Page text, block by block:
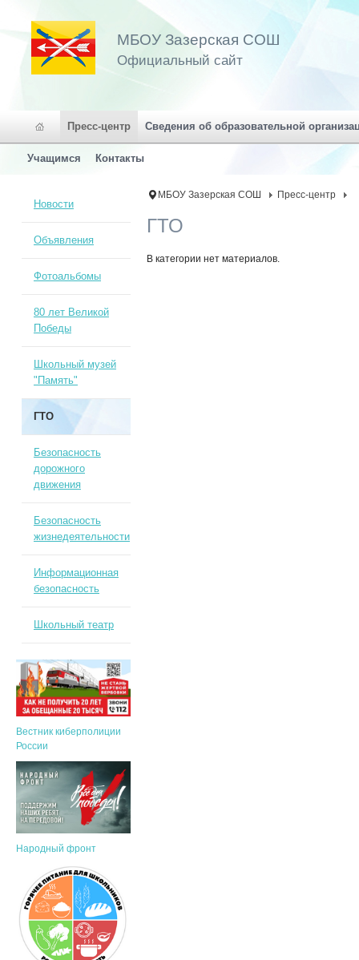
МБОУ Зазерская СОШ
Официальный сайт
Пресс-центр Сведения об образовательной
Учащимся Контакты
МБОУ Зазерская СОШ Пресс-центр
ГТО
В категории нет материалов.
Новости
Объявления
Фотоальбомы
80 лет Великой
Победы
Школьный музей
"Память"
ГТО
Безопасность
дорожного
движения
Безопасность
жизнедеятельности
Информационная
безопасность
Школьный театр
Вестник киберполиции
России
Народный фронт